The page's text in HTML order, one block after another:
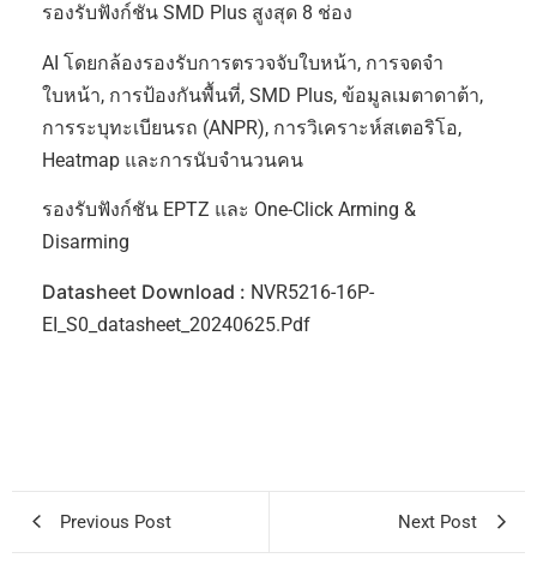
รองรับฟังก์ชัน SMD Plus สูงสุด 8 ช่อง
AI โดยกล้องรองรับการตรวจจับใบหน้า, การจดจำ
ใบหน้า, การป้องกันพื้นที่, SMD Plus, ข้อมูลเมตาดาต้า,
การระบุทะเบียนรถ (ANPR), การวิเคราะห์สเตอริโอ,
Heatmap และการนับจำนวนคน
รองรับฟังก์ชัน EPTZ และ One-Click Arming &
Disarming
Datasheet Download : NVR5216-16P-
EI_S0_datasheet_20240625.pdf
Previous Post Next Post